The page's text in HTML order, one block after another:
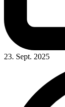
23. Sept. 2025